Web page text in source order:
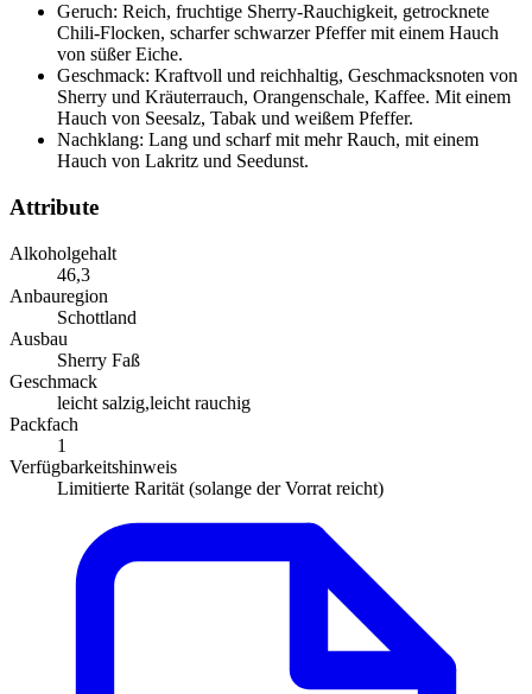
Geruch: Reich, fruchtige Sherry-Rauchigkeit, getrocknete
Chili-Flocken, scharfer schwarzer Pfeffer mit einem Hauch
von süßer Eiche.
Geschmack: Kraftvoll und reichhaltig, Geschmacksnoten von
Sherry und Kräuterrauch, Orangenschale, Kaffee. Mit einem
Hauch von Seesalz, Tabak und weißem Pfeffer.
Nachklang: Lang und scharf mit mehr Rauch, mit einem
Hauch von Lakritz und Seedunst.
Attribute
Alkoholgehalt
46,3
Anbauregion
Schottland
Ausbau
Sherry Faß
Geschmack
leicht salzig,leicht rauchig
Packfach
1
Verfügbarkeitshinweis
Limitierte Rarität (solange der Vorrat reicht)